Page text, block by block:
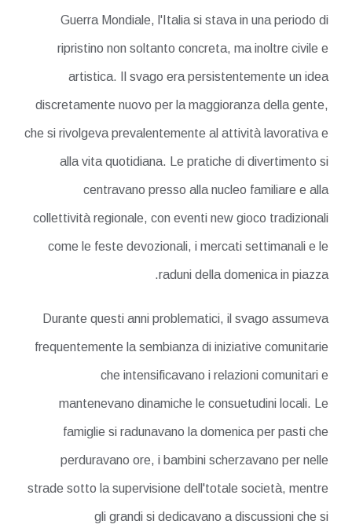
Guerra Mondiale, l'Italia si stava in una periodo di
ripristino non soltanto concreta, ma inoltre civile e
artistica. Il svago era persistentemente un idea
discretamente nuovo per la maggioranza della gente,
che si rivolgeva prevalentemente al attività lavorativa e
alla vita quotidiana. Le pratiche di divertimento si
centravano presso alla nucleo familiare e alla
collettività regionale, con eventi new gioco tradizionali
come le feste devozionali, i mercati settimanali e le
raduni della domenica in piazza.
Durante questi anni problematici, il svago assumeva
frequentemente la sembianza di iniziative comunitarie
che intensificavano i relazioni comunitari e
mantenevano dinamiche le consuetudini locali. Le
famiglie si radunavano la domenica per pasti che
perduravano ore, i bambini scherzavano per nelle
strade sotto la supervisione dell'totale società, mentre
gli grandi si dedicavano a discussioni che si